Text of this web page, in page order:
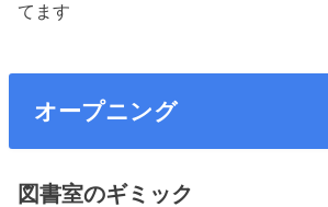
てます
オープニング
図書室のギミック